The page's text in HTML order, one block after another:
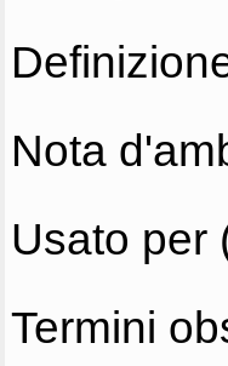
Nota
Usato per
Termini